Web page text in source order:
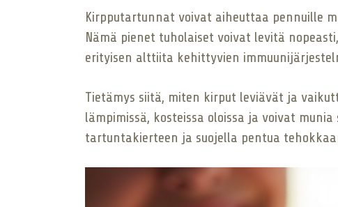
Kirpputartunnat voivat aiheuttaa pennuille
Nämä pienet tuholaiset voivat levitä
erityisen alttiita kehittyvien
Tietämys siitä, miten kirput leviävät ja
lämpimissä, kosteissa oloissa ja voivat
tartuntakierteen ja suojella pentua